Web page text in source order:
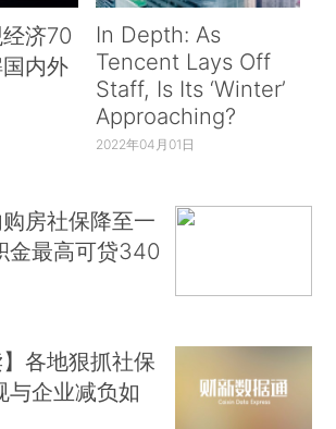
济70
内外
In Depth: As
Tencent Lays Off
Staff, Is Its ‘Winter’
Approaching?
2022年04月01日
房社保降至一
金最高可贷340
】各地狠抓社保
与企业减负如